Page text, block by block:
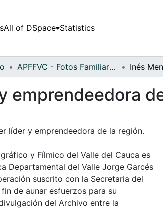
All of DSpace Statistics
APFFVC - Fotos Familiares - Patrimonial
emprendeedora
líder y emprendeedora de la región.
y Fílmico del Valle del Cauca es
Departamental del Valle Jorge Garcés
suscrito con la Secretaria del
de aunar esfuerzos para su
del Archivo entre la